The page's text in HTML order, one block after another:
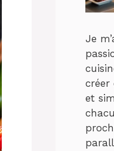
Je
créer
et